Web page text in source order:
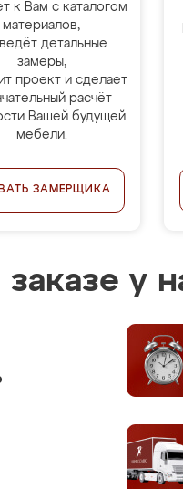
к Вам с каталогом
материалов,
детальные
замеры,
проект и сделает
расчёт
Вашей будущей
мебели.
ЗАМЕРЩИКА
у